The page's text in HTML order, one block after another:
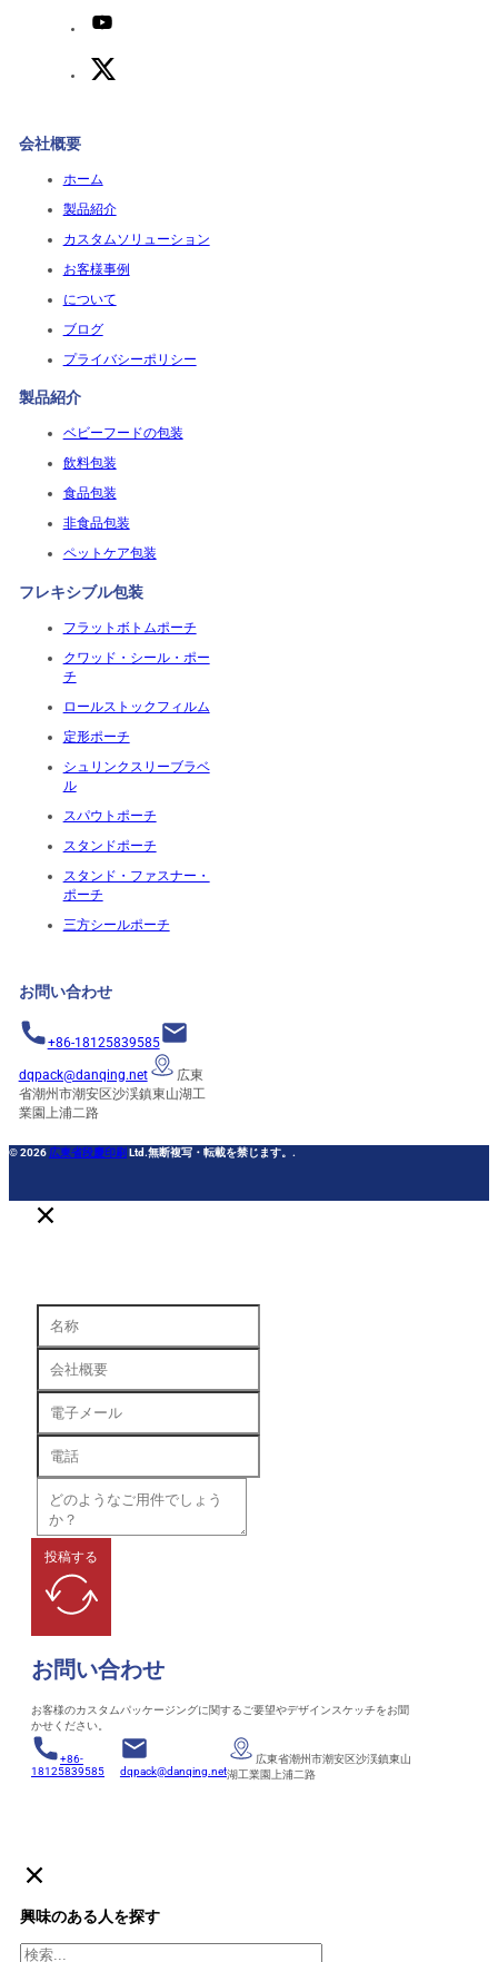
会社概要
ホーム
製品紹介
カスタムソリューション
お客様事例
について
ブログ
プライバシーポリシー
製品紹介
ベビーフードの包装
飲料包装
食品包装
非食品包装
ペットケア包装
フレキシブル包装
フラットボトムポーチ
クワッド・シール・ポー
チ
ロールストックフィルム
定形ポーチ
シュリンクスリーブラベ
ル
スパウトポーチ
スタンドポーチ
スタンド・ファスナー・
ポーチ
三方シールポーチ
お問い合わせ
+86-18125839585
dqpack@danqing.net
広東
省潮州市潮安区沙渓鎮東山湖工
業園上浦二路
© 2026 広東省段慶印刷 Ltd.無断複写・転載を禁じます。.
投稿する
お問い合わせ
お客様のカスタムパッケージングに関するご要望やデザインスケッチをお聞
かせください。
+86-
18125839585
dqpack@danqing.net
広東省潮州市潮安区沙渓鎮東山
湖工業園上浦二路
興味のある人を探す
検